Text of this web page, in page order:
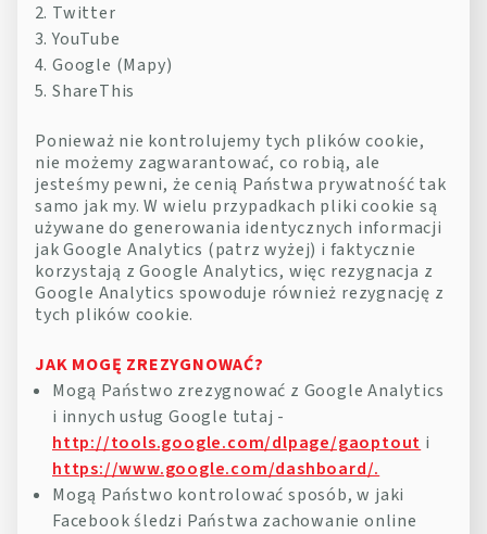
Twitter
YouTube
Google (Mapy)
ShareThis
Ponieważ nie kontrolujemy tych plików cookie,
nie możemy zagwarantować, co robią, ale
jesteśmy pewni, że cenią Państwa prywatność tak
samo jak my. W wielu przypadkach pliki cookie są
używane do generowania identycznych informacji
jak Google Analytics (patrz wyżej) i faktycznie
korzystają z Google Analytics, więc rezygnacja z
Google Analytics spowoduje również rezygnację z
tych plików cookie.
JAK MOGĘ ZREZYGNOWAĆ?
Mogą Państwo zrezygnować z Google Analytics
i innych usług Google tutaj -
http://tools.google.com/dlpage/gaoptout i
https://www.google.com/dashboard/.
Mogą Państwo kontrolować sposób, w jaki
Facebook śledzi Państwa zachowanie online